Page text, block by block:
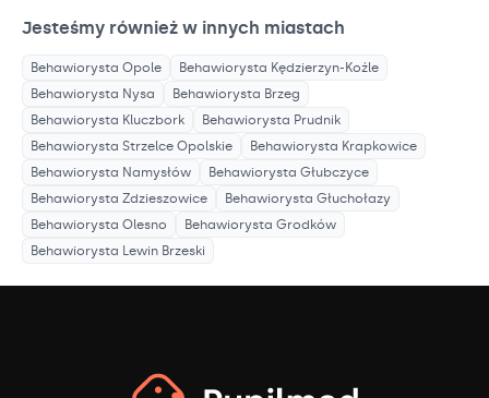
Jesteśmy również w innych miastach
Behawiorysta Opole Behawiorysta Kędzierzyn-Koźle
Behawiorysta Nysa Behawiorysta Brzeg
Behawiorysta Kluczbork Behawiorysta Prudnik
Behawiorysta Strzelce Opolskie Behawiorysta Krapkowice
Behawiorysta Namysłów Behawiorysta Głubczyce
Behawiorysta Zdzieszowice Behawiorysta Głuchołazy
Behawiorysta Olesno Behawiorysta Grodków
Behawiorysta Lewin Brzeski